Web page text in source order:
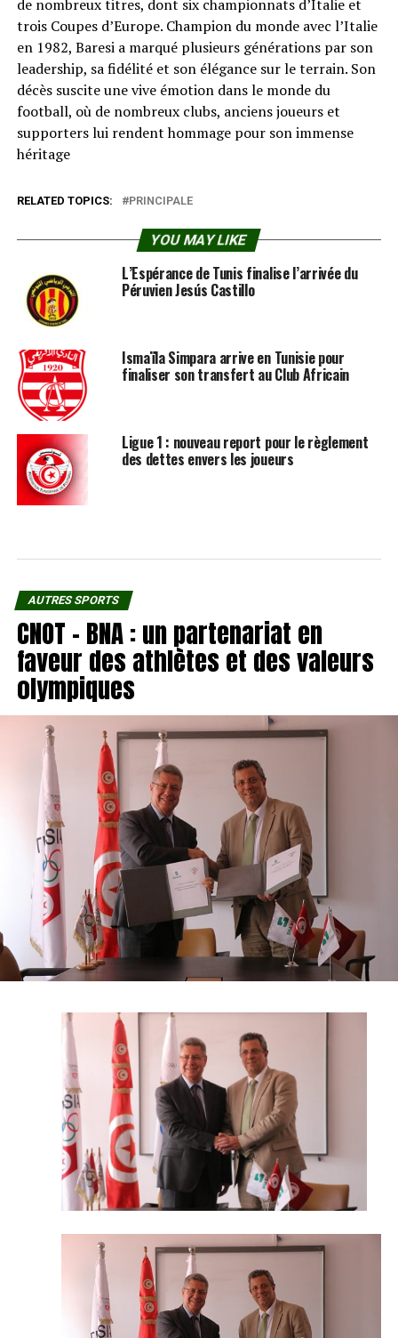
de nombreux titres, dont six championnats d’Italie et
trois Coupes d’Europe. Champion du monde avec l’Italie
en 1982, Baresi a marqué plusieurs générations par son
leadership, sa fidélité et son élégance sur le terrain. Son
décès suscite une vive émotion dans le monde du
football, où de nombreux clubs, anciens joueurs et
supporters lui rendent hommage pour son immense
héritage
RELATED TOPICS: PRINCIPALE
YOU MAY LIKE
L’Espérance de Tunis finalise l’arrivée du
Péruvien Jesús Castillo
Ismaïla Simpara arrive en Tunisie pour
finaliser son transfert au Club Africain
Ligue 1 : nouveau report pour le règlement
des dettes envers les joueurs
AUTRES SPORTS
CNOT – BNA : un partenariat en
faveur des athlètes et des valeurs
olympiques